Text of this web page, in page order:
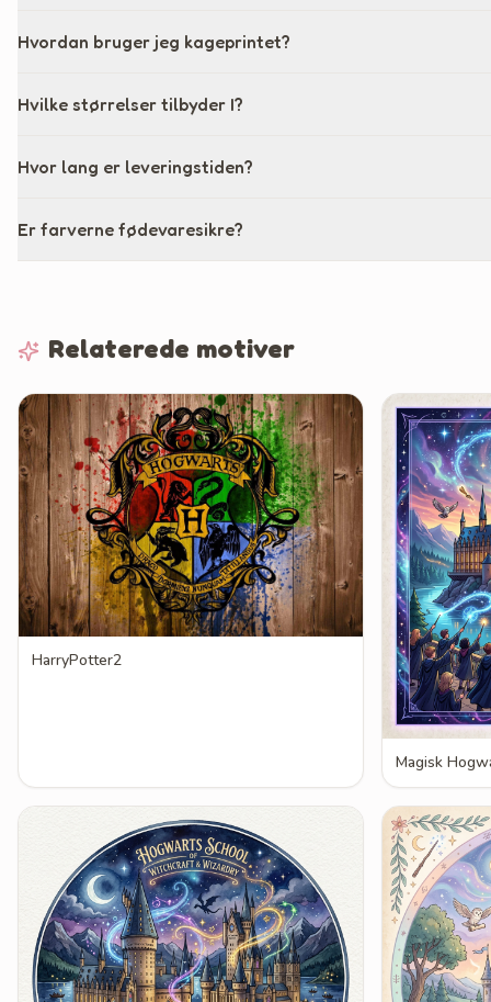
Hvordan bruger jeg kageprintet?
Hvilke størrelser tilbyder I?
Hvor lang er leveringstiden?
Er farverne fødevaresikre?
Relaterede motiver
HarryPotter2
Magisk